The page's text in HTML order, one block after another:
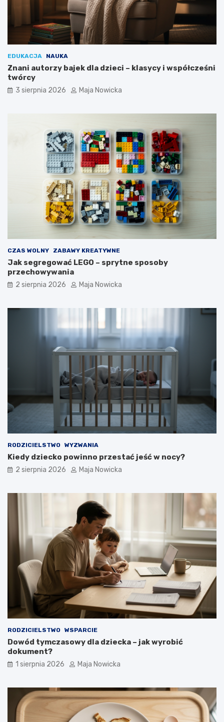
EDUKACJA NAUKA
Znani autorzy bajek dla dzieci – klasycy i współcześni
twórcy
3 sierpnia 2026 Maja Nowicka
CZAS WOLNY ZABAWY KREATYWNE
Jak segregować LEGO – sprytne sposoby
przechowywania
2 sierpnia 2026 Maja Nowicka
RODZICIELSTWO WYZWANIA
Kiedy dziecko powinno przestać jeść w nocy?
2 sierpnia 2026 Maja Nowicka
RODZICIELSTWO WSPARCIE
Dowód tymczasowy dla dziecka – jak wyrobić
dokument?
1 sierpnia 2026 Maja Nowicka